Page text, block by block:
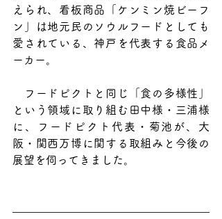
えられ、看板商品「ケンミン焼ビーフ
ン」は地元民のソウルフードとしても
愛されている、神戸を代表する食品メ
ーカー。
フードピクトと同じ「食の多様性」
という領域に取り組む田中様・三浦様
に、フードピクト代表・菊池が、大
阪・関西万博に関する取組みと今後の
展望を伺ってきました。